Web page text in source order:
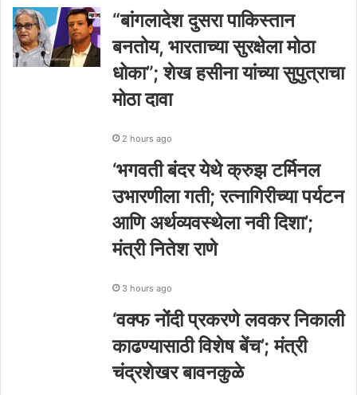
“बांगलादेश दुसरा पाकिस्तान
बनतोय, भारताच्या सुरक्षेला मोठा
धोका”; शेख हसीना यांच्या सुपुत्राचा
मोठा दावा
2 hours ago
‘भगवती बंदर येथे क्रुझ टर्मिनल
उभारणीला गती; रत्नागिरीच्या पर्यटन
आणि अर्थव्यवस्थेला नवी दिशा’;
मंत्री नितेश राणे
3 hours ago
‘वक्फ नोंदी प्रकरणे लवकर निकाली
काढण्यासाठी विशेष बेंच’; मंत्री
चंद्रशेखर बावनकुळे